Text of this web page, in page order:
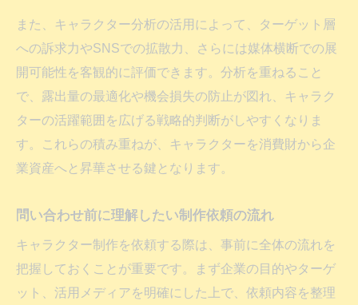
また、キャラクター分析の活用によって、ターゲット層
への訴求力やSNSでの拡散力、さらには媒体横断での展
開可能性を客観的に評価できます。分析を重ねること
で、露出量の最適化や機会損失の防止が図れ、キャラク
ターの活躍範囲を広げる戦略的判断がしやすくなりま
す。これらの積み重ねが、キャラクターを消費財から企
業資産へと昇華させる鍵となります。
問い合わせ前に理解したい制作依頼の流れ
キャラクター制作を依頼する際は、事前に全体の流れを
把握しておくことが重要です。まず企業の目的やターゲ
ット、活用メディアを明確にした上で、依頼内容を整理